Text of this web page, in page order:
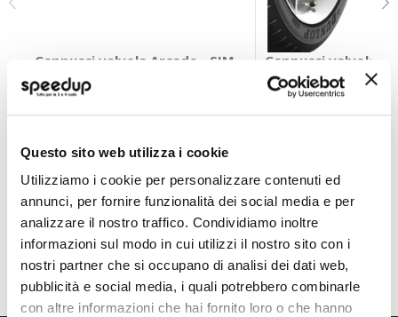
Questo sito web utilizza i cookie
Utilizziamo i cookie per personalizzare contenuti ed
annunci, per fornire funzionalità dei social media e per
analizzare il nostro traffico. Condividiamo inoltre
informazioni sul modo in cui utilizzi il nostro sito con i
nostri partner che si occupano di analisi dei dati web,
pubblicità e social media, i quali potrebbero combinarle
con altre informazioni che hai fornito loro o che hanno
Cappucci valvola Arcade - SIMONI RACING
SIMONI RACING
Cappucci valvola
WEKGO